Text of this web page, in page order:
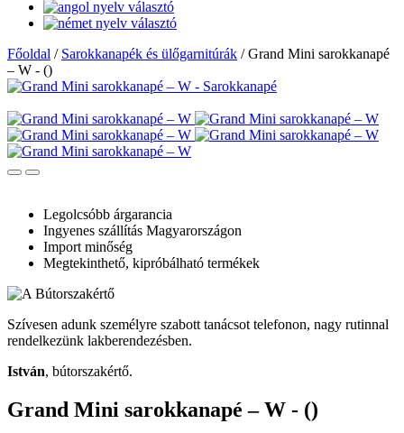
Főoldal / Sarokkanapék és ülőgarnitúrák /Grand Mini sarokkanapé
– W - ()
Legolcsóbb árgarancia
Ingyenes szállítás Magyarországon
Import minőség
Megtekinthető, kipróbálható termékek
Szívesen adunk személyre szabott tanácsot telefonon, nagy rutinnal
rendelkezünk lakberendezésben.
István, bútorszakértő.
Grand Mini sarokkanapé – W - ()